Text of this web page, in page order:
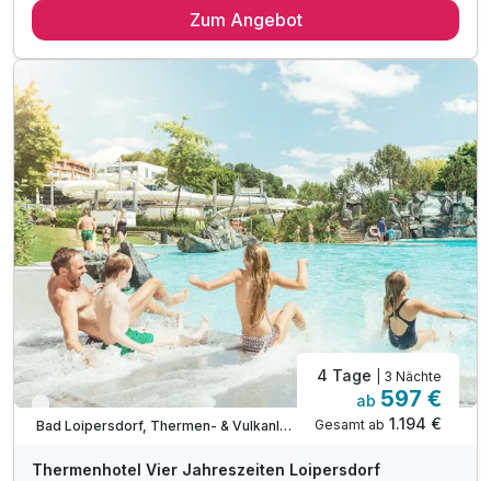
3 x Langschläfer-Frühstück & leichter Mittagssnack
inkl. Therme Loipersdorf mit Sauna und Fun Park
inkl. Sport- & Vitalprogramm (Therme Loipersdorf)
inkl. hoteleigener Liegebereich
inkl. kuschelige Bademäntel & Badetücher
inkl. direkter, unterirdischer Zugang zur Therme
inkl. 1 Glas Sekt zur Begrüßung
*Kinderpreise inkludieren Halbpension & Therme
Verlängerungsnächte inkl. 3/4 Pension & Therme
Zum Angebot
WAR
Nur noch bis September
Bad Loipersdorf, Thermen- & Vulkanland Steiermark
4 Tage | 3 Nächte
ab 597 €
Gesamt ab 1.194 €
Thermenhotel Vier Jahreszeiten Loipersdorf